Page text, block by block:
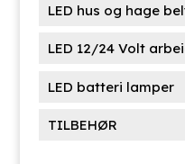
LED hus og hage
LED 12/24 Volt
LED batteri lamper
TILBEHØR